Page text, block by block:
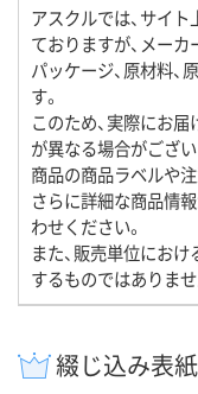
アスクルでは、サイ
ておりますが、メーカ
パッケージ、原材料、
す。
このため、実際にお
が異なる場合がござ
商品の商品ラベルや
さらに詳細な商品情
わせください。
また、販売単位におけ
するものではありま
綴じ込み表